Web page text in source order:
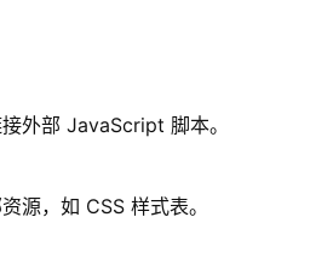
外部 JavaScript 脚本。
源，如 CSS 样式表。